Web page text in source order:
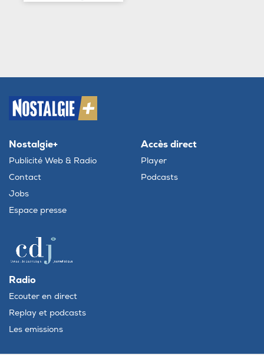
Nostalgie+
Publicité Web & Radio
Contact
Jobs
Espace presse
Accès direct
Player
Podcasts
Radio
Ecouter en direct
Replay et podcasts
Les emissions